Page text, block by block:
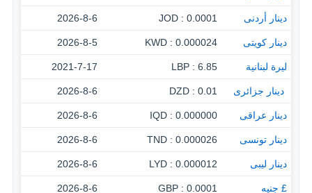
دينار أردنى 0.0001 : JOD
2026-8-6
دينار كويتى 0.000024 : KWD
2026-8-5
ليرة لبنانية 6.85 : LBP
2021-7-17
‏ دينار جزائرى 0.01 : DZD
2026-8-6
دينار عراقى 0.000000 : IQD
2026-8-6
دينار تونسى 0.000026 : TND
2026-8-6
دينار ليبى 0.000012 : LYD
2026-8-6
£ جنيه 0.0001 : GBP
2026-8-6